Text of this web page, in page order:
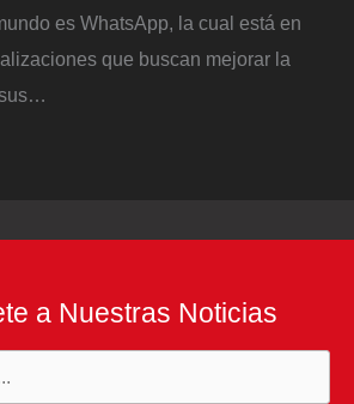
es WhatsApp, la cual está en
que buscan mejorar la
a Nuestras Noticias